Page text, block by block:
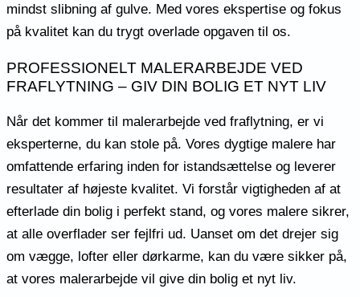
mindst slibning af gulve. Med vores ekspertise og fokus
på kvalitet kan du trygt overlade opgaven til os.
PROFESSIONELT MALERARBEJDE VED
FRAFLYTNING – GIV DIN BOLIG ET NYT LIV
Når det kommer til malerarbejde ved fraflytning, er vi
eksperterne, du kan stole på. Vores dygtige malere har
omfattende erfaring inden for istandsættelse og leverer
resultater af højeste kvalitet. Vi forstår vigtigheden af at
efterlade din bolig i perfekt stand, og vores malere sikrer,
at alle overflader ser fejlfri ud. Uanset om det drejer sig
om vægge, lofter eller dørkarme, kan du være sikker på,
at vores malerarbejde vil give din bolig et nyt liv.